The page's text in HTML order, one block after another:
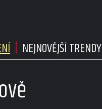
NEJNOVĚJŠÍ TRENDY